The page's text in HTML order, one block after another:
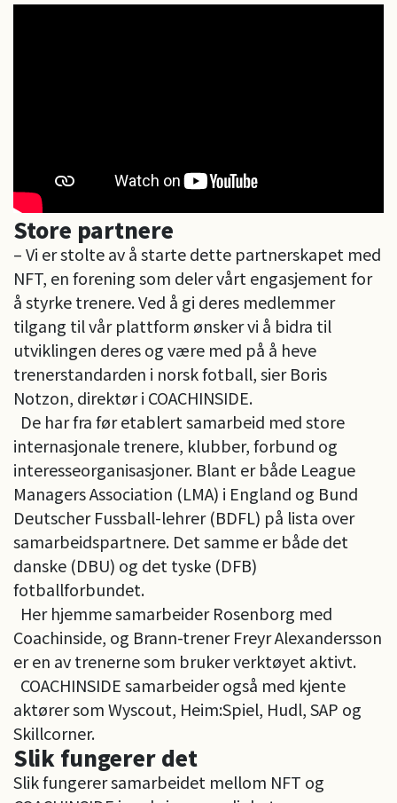
Store partnere
– Vi er stolte av å starte dette partnerskapet med
NFT, en forening som deler vårt engasjement for
å styrke trenere. Ved å gi deres medlemmer
tilgang til vår plattform ønsker vi å bidra til
utviklingen deres og være med på å heve
trenerstandarden i norsk fotball, sier Boris
Notzon, direktør i COACHINSIDE.
De har fra før etablert samarbeid med store
internasjonale trenere, klubber, forbund og
interesseorganisasjoner. Blant er både League
Managers Association (LMA) i England og Bund
Deutscher Fussball-lehrer (BDFL) på lista over
samarbeidspartnere. Det samme er både det
danske (DBU) og det tyske (DFB)
fotballforbundet.
Her hjemme samarbeider Rosenborg med
Coachinside, og Brann-trener Freyr Alexandersson
er en av trenerne som bruker verktøyet aktivt.
COACHINSIDE samarbeider også med kjente
aktører som Wyscout, Heim:Spiel, Hudl, SAP og
Skillcorner.
Slik fungerer det
Slik fungerer samarbeidet mellom NFT og